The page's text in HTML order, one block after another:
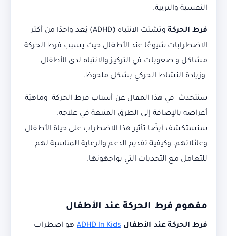
النفسية والتربية.
فرط الحركة
وتشتت الانتباه (ADHD) يُعد واحدًا من أكثر
الاضطرابات شيوعًا عند الأطفال حيث يسبب فرط الحركة
مشاكل و صعوبات في التركيز والانتباه لدى الأطفال
وزيادة النشاط الحركي بشكل ملحوظ.
سنتحدث في هذا المقال عن أسباب فرط الحركة وماهيّة
أعراضه بالإضافة إلى الطرق المتبعة في علاجه.
سنستكشف أيضًا تأثير هذا الاضطراب على حياة الأطفال
وعائلاتهم، وكيفية تقديم الدعم والرعاية المناسبة لهم
للتعامل مع التحديات التي يواجهونها.
مفهوم فرط الحركة عند الأطفال
فرط الحركة عند الأطفال ADHD In Kids هو اضطراب